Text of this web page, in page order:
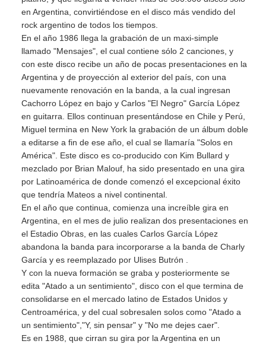
en Argentina, convirtiéndose en el disco más vendido del
rock argentino de todos los tiempos.
En el año 1986 llega la grabación de un maxi-simple
llamado "Mensajes", el cual contiene sólo 2 canciones, y
con este disco recibe un año de pocas presentaciones en la
Argentina y de proyección al exterior del país, con una
nuevamente renovación en la banda, a la cual ingresan
Cachorro López en bajo y Carlos "El Negro" García López
en guitarra. Ellos continuan presentándose en Chile y Perú,
Miguel termina en New York la grabación de un álbum doble
a editarse a fin de ese año, el cual se llamaría "Solos en
América". Este disco es co-producido con Kim Bullard y
mezclado por Brian Malouf, ha sido presentado en una gira
por Latinoamérica de donde comenzó el excepcional éxito
que tendría Mateos a nivel continental.
En el año que continua, comienza una increíble gira en
Argentina, en el mes de julio realizan dos presentaciones en
el Estadio Obras, en las cuales Carlos García López
abandona la banda para incorporarse a la banda de Charly
García y es reemplazado por Ulises Butrón .
Y con la nueva formación se graba y posteriormente se
edita "Atado a un sentimiento", disco con el que termina de
consolidarse en el mercado latino de Estados Unidos y
Centroamérica, y del cual sobresalen solos como "Atado a
un sentimiento","Y, sin pensar" y "No me dejes caer".
Es en 1988, que cirran su gira por la Argentina en un